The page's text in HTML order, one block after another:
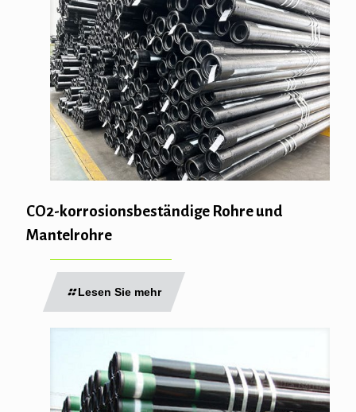
CO2-korrosionsbeständige Rohre und
Mantelrohre
Lesen Sie mehr